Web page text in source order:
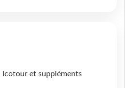
Icotour et suppléments